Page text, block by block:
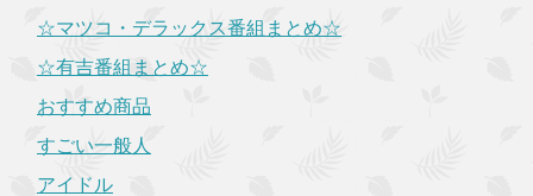
☆マツコ・デラックス番組まとめ☆
☆有吉番組まとめ☆
おすすめ商品
すごい一般人
アイドル